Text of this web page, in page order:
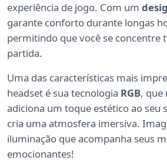
experiência de jogo. Com um
garante conforto durante longas
permitindo que você se concentre
partida.
Uma das características mais
headset é sua tecnologia RGB, que
adiciona um toque estético ao seu
cria uma atmosfera imersiva.
iluminação que acompanha seus
emocionantes!